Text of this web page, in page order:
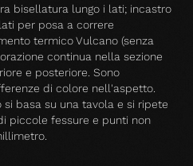
bisellatura lungo i lati; incastro
per posa a correre
termico Vulcano (senza
continua nella sezione
e posteriore. Sono
di colore nell'aspetto.
si basa su una tavola e si ripete
piccole fessure e punti non